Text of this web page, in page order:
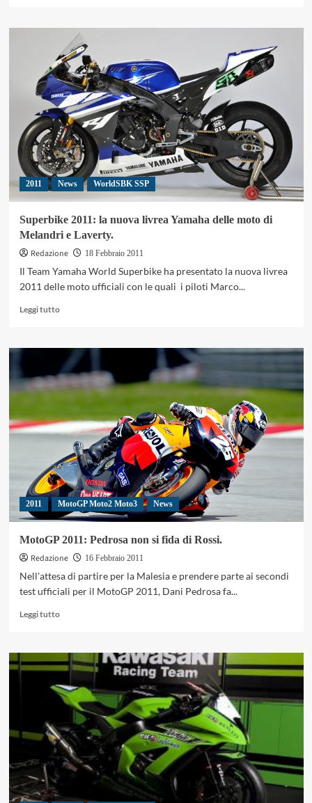
su
Yamaha
“Multicheck”
2011 News WorldSBK SSP
Superbike 2011: la nuova livrea Yamaha delle moto di
Melandri e Laverty.
Redazione
18 Febbraio 2011
Il Team Yamaha World Superbike ha presentato la nuova livrea
2011 delle moto ufficiali con le quali i piloti Marco...
Leggi tuttoLeggi
su
Superbike
2011:
la
nuova
Yamaha
delle
moto
di
Melandri
e
Laverty.
2011 MotoGP Moto2 Moto3 News
MotoGP 2011: Pedrosa non si fida di Rossi.
Redazione
16 Febbraio 2011
Nell'attesa di partire per la Malesia e prendere parte ai secondi
test ufficiali per il MotoGP 2011, Dani Pedrosa fa...
Leggi tuttoLeggi
su
MotoGP
2011:
Pedrosa
non
fida
di
Rossi.